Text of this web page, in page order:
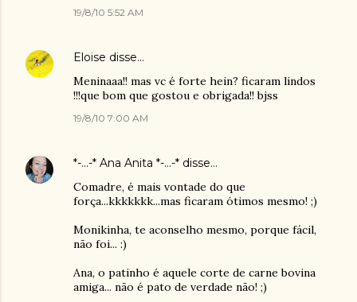
19/8/10 5:52 AM
Eloise disse…
Meninaaa!! mas vc é forte hein? ficaram lindos
!!!que bom que gostou e obrigada!! bjss
19/8/10 7:00 AM
*-...-* Ana Anita *-...-* disse…
Comadre, é mais vontade do que
força...kkkkkkk...mas ficaram ótimos mesmo! ;)
Monikinha, te aconselho mesmo, porque fácil,
não foi... :)
Ana, o patinho é aquele corte de carne bovina
amiga... não é pato de verdade não! ;)